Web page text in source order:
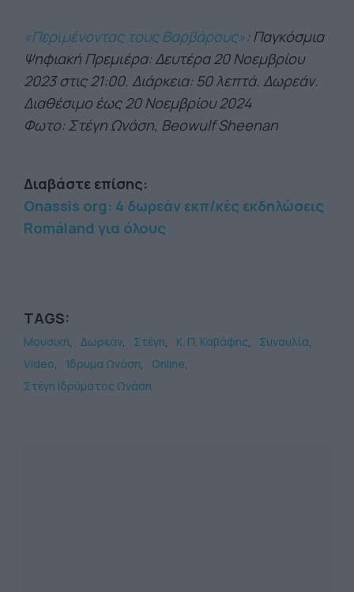
«Περιμένοντας τους Βαρβάρους»: Παγκόσμια
Ψηφιακή Πρεμιέρα: Δευτέρα 20 Νοεμβρίου
2023 στις 21:00. Διάρκεια: 50 λεπτά. Δωρεάν.
Διαθέσιμο έως 20 Νοεμβρίου 2024
Φωτο: Στέγη Ωνάση, Beowulf Sheenan
Διαβάστε επίσης:
Onassis org: 4 δωρεάν εκπ/κές εκδηλώσεις
Romáland για όλους
TAGS:
Μουσική Δωρεάν Στέγη Κ. Π. Kαβάφης
Συναυλία
Video
Ίδρυμα Ωνάση
Online
Στέγη Ιδρύματος Ωνάση